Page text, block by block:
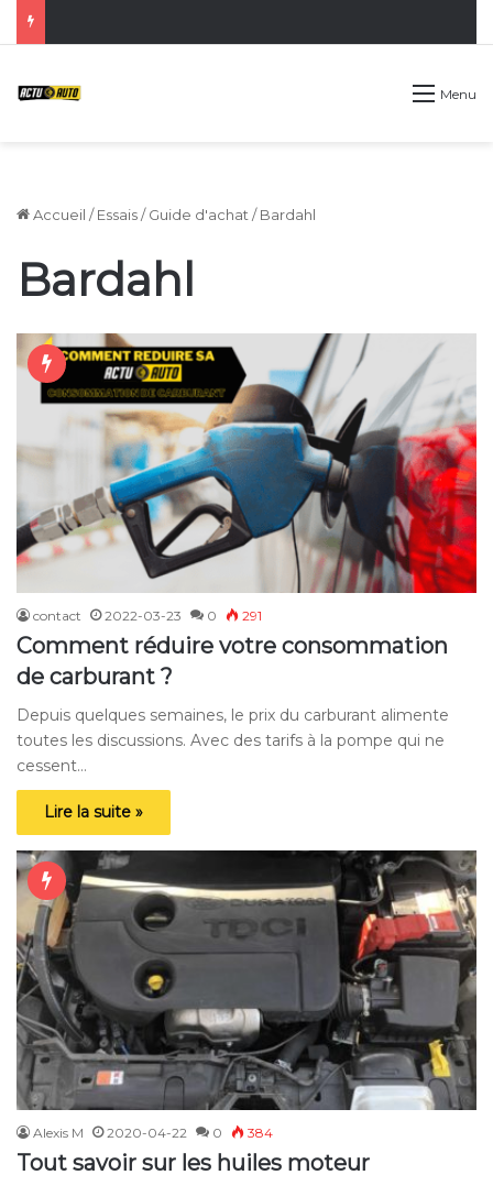
Menu
Accueil / Essais/ Guide d'achat / Bardahl
Bardahl
contact 2022-03-23 0 291
Comment réduire votre consommation
de carburant ?
Depuis quelques semaines, le prix du carburant alimente
toutes les discussions. Avec des tarifs à la pompe qui ne
cessent…
Lire la suite »
Alexis M 2020-04-22 0 384
Tout savoir sur les huiles moteur